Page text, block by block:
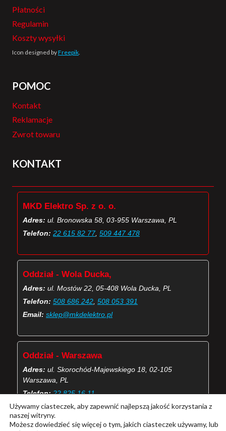
Płatności
Regulamin
Koszty wysyłki
Icon designed byFreepik
POMOC
Kontakt
Reklamacje
Zwrot towaru
KONTAKT
MKD Elektro Sp. z o. o.
Adres: ul. Bronowska 58, 03-955 Warszawa, PL
Telefon: 22 615 82 77, 509 447 478
Oddział - Wola Ducka,
Adres: ul. Mostów 22, 05-408 Wola Ducka, PL
Telefon: 508 686 242 508 053 391
Email: sklep@mkdelektro.pl
Oddział - Warszawa
Adres: ul. Skorochód-Majewskiego 18, 02-105
Warszawa, PL
Telefon: 22 825 16 11
Email: skorochod@mkdelektro.pl
Używamy ciasteczek, aby zapewnić najlepszą jakość korzystania z
naszej witryny.
Możesz dowiedzieć się więcej o tym, jakich ciasteczek używamy, lub